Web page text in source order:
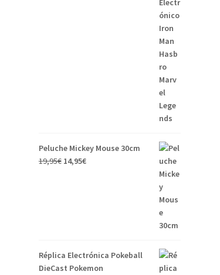
Peluche Mickey Mouse 30cm
19,95€ 14,95€
Réplica Electrónica Pokeball
DieCast Pokemon